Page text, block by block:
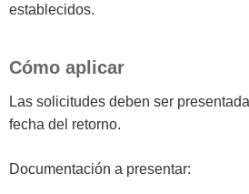
establecidos.
Cómo aplicar
Las solicitudes deben ser
fecha del retorno.
Documentación a presentar: